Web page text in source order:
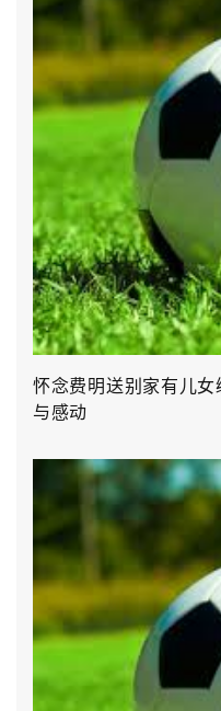
怀念费明送别家有儿
与感动